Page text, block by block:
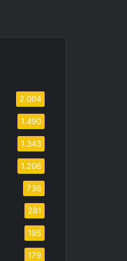
2.004
1.490
1.343
1.206
736
281
195
179